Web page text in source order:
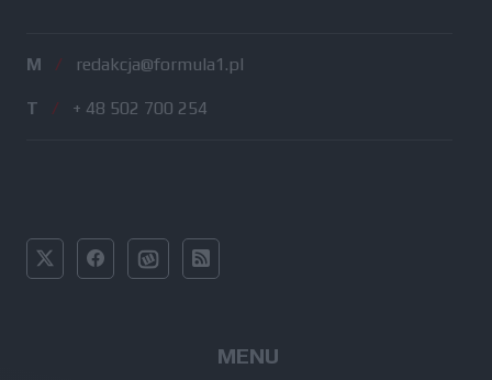
M / redakcja@formula1.pl
T / + 48 502 700 254
MENU